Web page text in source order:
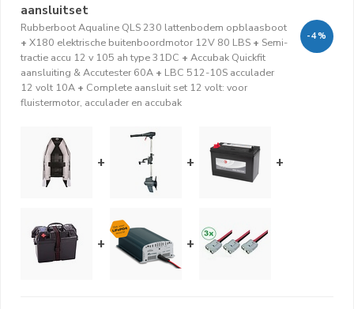
aansluitset
Rubberboot Aqualine QLS 230 lattenbodem opblaasboot
+ X180 elektrische buitenboordmotor 12V 80 LBS + Semi-
tractie accu 12 v 105 ah type 31DC + Accubak Quickfit
aansluiting & Accutester 60A + LBC 512-10S acculader
12 volt 10A + Complete aansluit set 12 volt: voor
fluistermotor, acculader en accubak
-4%
+ + +
+ +